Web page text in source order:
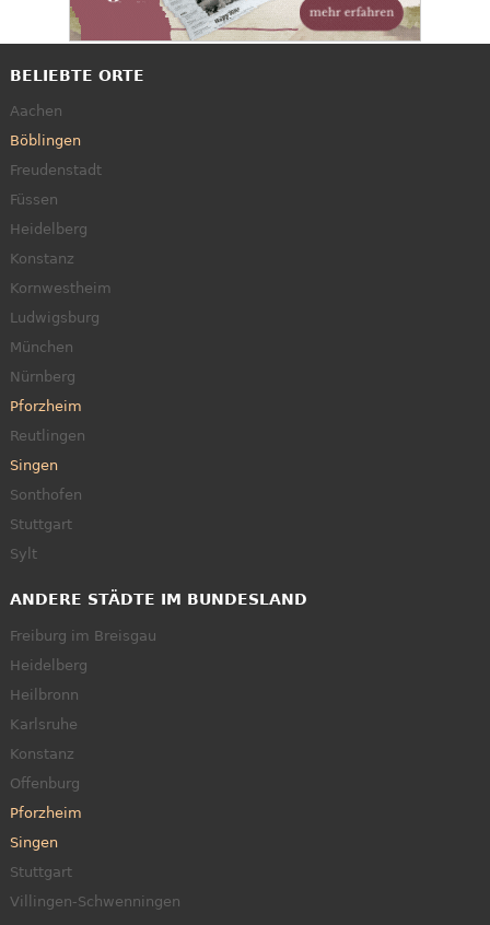
BELIEBTE ORTE
Aachen
Böblingen
Freudenstadt
Füssen
Heidelberg
Konstanz
Kornwestheim
Ludwigsburg
München
Nürnberg
Pforzheim
Reutlingen
Singen
Sonthofen
Stuttgart
Sylt
ANDERE STÄDTE IM BUNDESLAND
Freiburg im Breisgau
Heidelberg
Heilbronn
Karlsruhe
Konstanz
Offenburg
Pforzheim
Singen
Stuttgart
Villingen-Schwenningen